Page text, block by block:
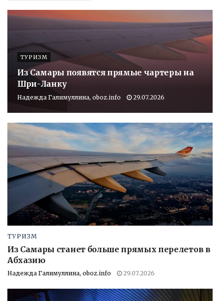
ТУРИЗМ
Из Самары появятся прямые чартеры на
Шри-Ланку
Надежда Галимуллина, oboz.info 29.07.2026
ТУРИЗМ
Из Самары станет больше прямых перелетов в
Абхазию
Надежда Галимуллина, oboz.info 29.07.2026